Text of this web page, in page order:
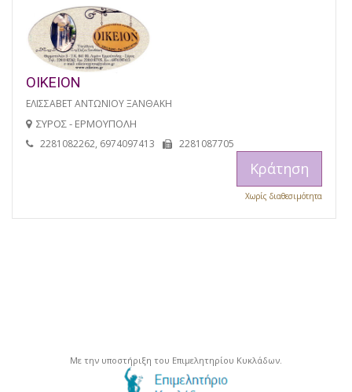
ΟΙΚΕΙΟΝ
ΕΛΙΣΣΑΒΕΤ ΑΝΤΩΝΙΟΥ ΞΑΝΘΑΚΗ
ΣΥΡΟΣ - ΕΡΜΟΥΠΟΛΗ
2281082262, 6974097413 2281087705
Κράτηση
Χωρίς διαθεσιμότητα
Με την υποστήριξη του Επιμελητηρίου Κυκλάδων.